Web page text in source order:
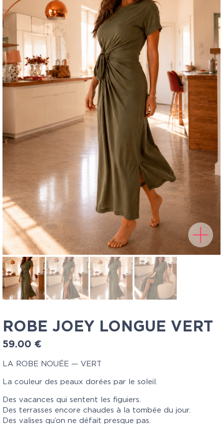
ROBE JOEY LONGUE VERT
59.00 €
LA ROBE NOUÉE — VERT
La couleur des peaux dorées par le soleil.
Des vacances qui sentent les figuiers.
Des terrasses encore chaudes à la tombée du jour.
Des valises qu’on ne défait presque pas.